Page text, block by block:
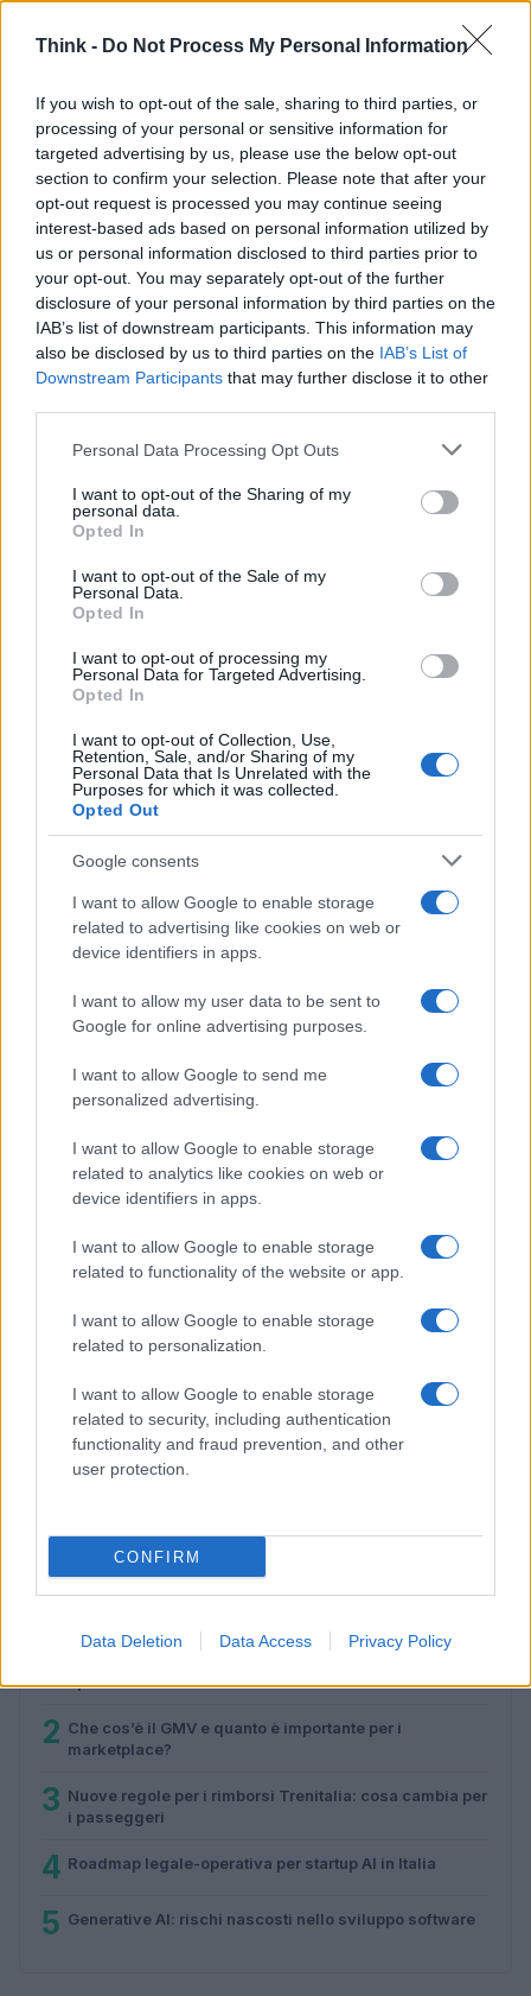
Think - Do Not Process My Personal Information
If you wish to opt-out of the sale, sharing to third parties, or
processing of your personal or sensitive information for
targeted advertising by us, please use the below opt-out
section to confirm your selection. Please note that after your
opt-out request is processed you may continue seeing
interest-based ads based on personal information utilized by
us or personal information disclosed to third parties prior to
your opt-out. You may separately opt-out of the further
disclosure of your personal information by third parties on the
IAB’s list of downstream participants. This information may
also be disclosed by us to third parties on the IAB’s List of
Downstream Participants that may further disclose it to other
Please note that this website/app uses one or more Google
not limited to your visit or usage behaviour. You may click to
grant or deny consent to Google and its third-party tags to
use your data for below specified purposes in below Google
consent section.
Personal Data Processing Opt Outs
I want to opt-out of the Sharing of my
personal data.
Opted In
I want to opt-out of the Sale of my
Personal Data.
Opted In
I want to opt-out of processing my
Personal Data for Targeted Advertising.
Opted In
I want to opt-out of Collection, Use,
Retention, Sale, and/or Sharing of my
Personal Data that Is Unrelated with the
Purposes for which it was collected.
Opted Out
Google consents
I want to allow Google to enable storage
related to advertising like cookies on web or
device identifiers in apps.
I want to allow my user data to be sent to
Google for online advertising purposes.
I want to allow Google to send me
personalized advertising.
I want to allow Google to enable storage
related to analytics like cookies on web or
device identifiers in apps.
I want to allow Google to enable storage
related to functionality of the website or app.
I want to allow Google to enable storage
related to personalization.
I want to allow Google to enable storage
related to security, including authentication
functionality and fraud prevention, and other
user protection.
CONFIRM
Data Deletion Data Access Privacy Policy
Continua a leggere
STARTUP
Startup IA: il valore strategico di paper e benchmark
Emanuele Galli · 8 Ago 2026
pubblico
Edoardo Vitali · 1 Ago 2026
STARTUP
Roadmap legale-operativa per startup AI in Italia
aperti
2 Che cos’è il GMV e quanto è importante per i
marketplace?
3 Nuove regole per i rimborsi Trenitalia: cosa cambia per
i passeggeri
4 Roadmap legale-operativa per startup AI in Italia
5 Generative AI: rischi nascosti nello sviluppo software